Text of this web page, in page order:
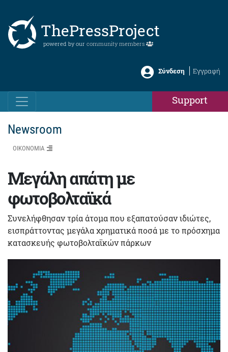
ThePressProject
powered by our community members
Σύνδεση Εγγραφή
Support
Newsroom
ΟΙΚΟΝΟΜΙΑ
Μεγάλη απάτη με
φωτοβολταϊκά
Συνελήφθησαν τρία άτομα που εξαπατούσαν ιδιώτες,
εισπράττοντας μεγάλα χρηματικά ποσά με το πρόσχημα
κατασκευής φωτοβολταϊκών πάρκων